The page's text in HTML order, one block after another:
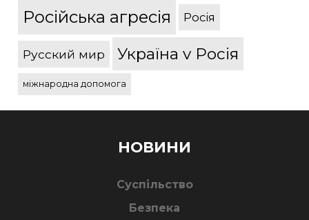
Російська агресія Росія
Русский мир Україна v Росія
міжнародна допомога
НОВИНИ
Суспільство
Безпека